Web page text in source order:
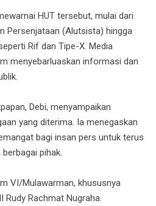
HUT tersebut, mulai dari
Persenjataan (Alutsista) hingga
Rif dan Tipe-X. Media
menyebarluaskan informasi dan
Debi, menyampaikan
yang diterima. Ia menegaskan
bagi insan pers untuk terus
pihak.
VI/Mulawarman, khususnya
Rudy Rachmat Nugraha.